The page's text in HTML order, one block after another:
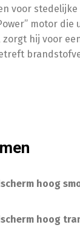
voor
motor
hij voor
hoog
hoog